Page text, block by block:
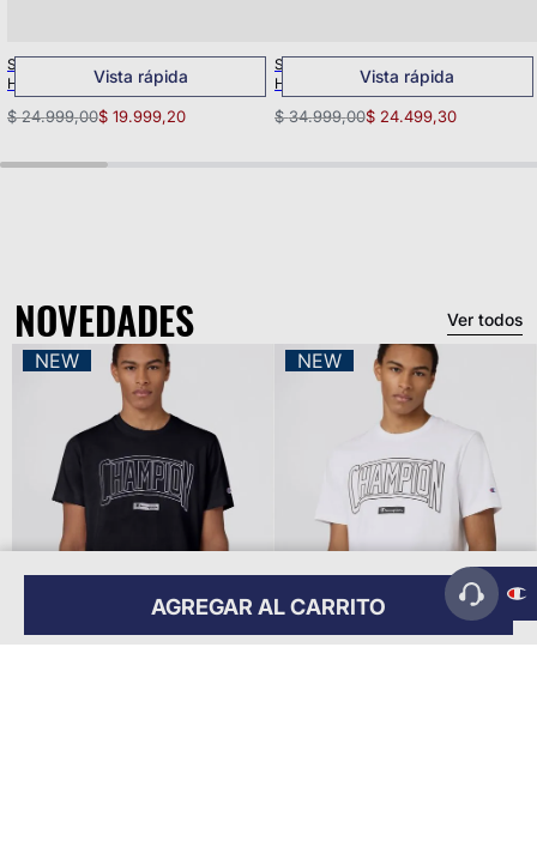
AGREGAR AL CARRITO
Short Classic Graphic 9" para
Hombre
$ 24.999,00$ 19.999,20
Vista rápida
Short INCH AOP MVP 7" Para
Hombre
$ 34.999,00$ 24.499,30
Vista rápida
NOVEDADES Ver todos
NEW NEW